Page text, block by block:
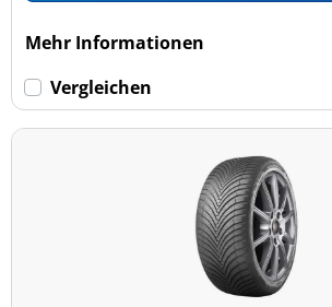
Mehr Informationen
Vergleichen